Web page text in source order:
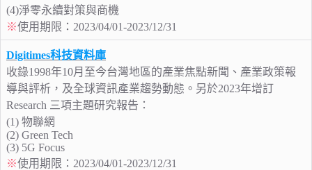
(4)淨零永續對策與商機
※使用期限：2023/04/01-2023/12/31
Digitimes科技資料庫
收錄1998年10月至今台灣地區的產業焦點新聞、產業政策報
導與評析，及全球資訊產業趨勢動態。另於2023年增訂
Research 三項主題研究報告：
(1) 物聯網
(2) Green Tech
(3) 5G Focus
※使用期限：2023/04/01-2023/12/31